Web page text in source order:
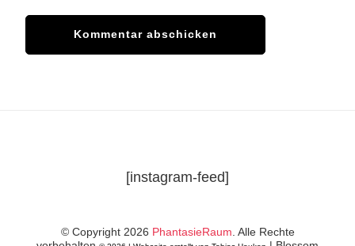
[instagram-feed]
© Copyright 2026 PhantasieRaum . Alle Rechte